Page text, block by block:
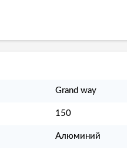
Grand way
150
Алюминий